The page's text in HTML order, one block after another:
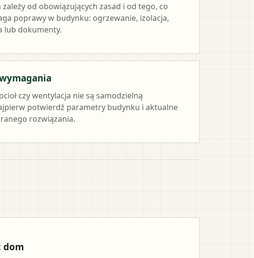
od obowiązujących zasad i od tego, co
poprawy w budynku: ogrzewanie, izolacja,
lub dokumenty.
czy wentylacja nie są samodzielną
potwierdź parametry budynku i aktualne
rozwiązania.
dom